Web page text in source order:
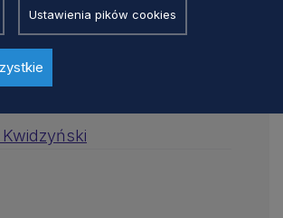
Kwidzyński
Ustawienia pików cookies